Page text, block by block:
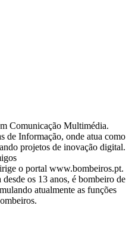
Comunicação Multimédia.
de Informação, onde atua como
projetos de inovação digital.
o portal www.bombeiros.pt.
os 13 anos, é bombeiro de
atualmente as funções